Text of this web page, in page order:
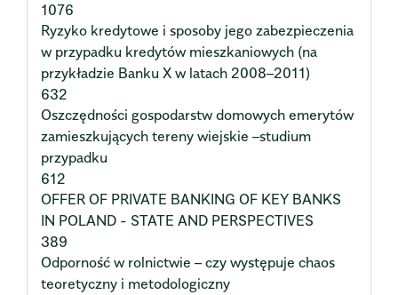
1076
Ryzyko kredytowe i sposoby jego zabezpieczenia
w przypadku kredytów mieszkaniowych (na
przykładzie Banku X w latach 2008–2011)
632
Oszczędności gospodarstw domowych emerytów
zamieszkujących tereny wiejskie –studium
przypadku
612
OFFER OF PRIVATE BANKING OF KEY BANKS
IN POLAND - STATE AND PERSPECTIVES
389
Odporność w rolnictwie – czy występuje chaos
teoretyczny i metodologiczny